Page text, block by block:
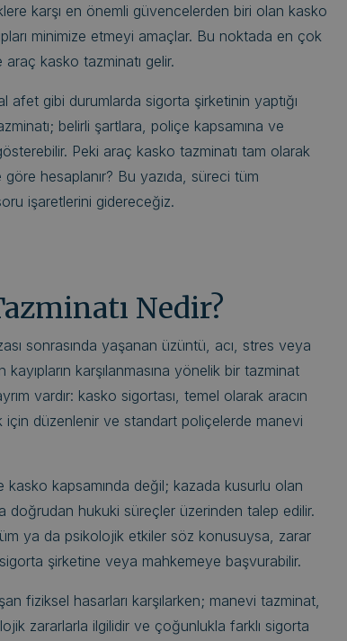
karşı en önemli güvencelerden biri olan kasko
minimize etmeyi amaçlar. Bu noktada en çok
araç kasko tazminatı gelir.
afet gibi durumlarda sigorta şirketinin yaptığı
belirli şartlara, poliçe kapsamına ve
Peki araç kasko tazminatı tam olarak
göre hesaplanır? Bu yazıda, süreci tüm
işaretlerini gidereceğiz.
Nedir?
sonrasında yaşanan üzüntü, acı, stres veya
karşılanmasına yönelik bir tazminat
vardır: kasko sigortası, temel olarak aracın
için düzenlenir ve standart poliçelerde manevi
kasko kapsamında değil; kazada kusurlu olan
doğrudan hukuki süreçler üzerinden talep edilir.
ya da psikolojik etkiler söz konusuysa, zarar
şirketine veya mahkemeye başvurabilir.
fiziksel hasarları karşılarken; manevi tazminat,
zararlarla ilgilidir ve çoğunlukla farklı sigorta